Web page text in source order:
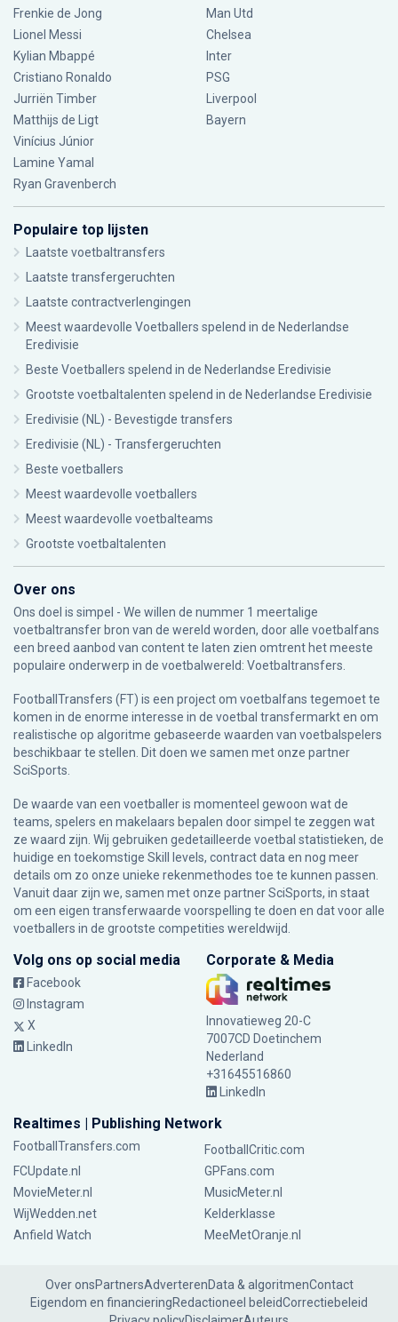
Frenkie de Jong
Lionel Messi
Kylian Mbappé
Cristiano Ronaldo
Jurriën Timber
Matthijs de Ligt
Vinícius Júnior
Lamine Yamal
Ryan Gravenberch
Man Utd
Chelsea
Inter
PSG
Liverpool
Bayern
Populaire top lijsten
Laatste voetbaltransfers
Laatste transfergeruchten
Laatste contractverlengingen
Meest waardevolle Voetballers spelend in de Nederlandse
Eredivisie
Beste Voetballers spelend in de Nederlandse Eredivisie
Grootste voetbaltalenten spelend in de Nederlandse Eredivisie
Eredivisie (NL) - Bevestigde transfers
Eredivisie (NL) - Transfergeruchten
Beste voetballers
Meest waardevolle voetballers
Meest waardevolle voetbalteams
Grootste voetbaltalenten
Over ons
Ons doel is simpel - We willen de nummer 1 meertalige
voetbaltransfer bron van de wereld worden, door alle voetbalfans
een breed aanbod van content te laten zien omtrent het meeste
populaire onderwerp in de voetbalwereld: Voetbaltransfers.
FootballTransfers (FT) is een project om voetbalfans tegemoet te
komen in de enorme interesse in de voetbal transfermarkt en om
realistische op algoritme gebaseerde waarden van voetbalspelers
beschikbaar te stellen. Dit doen we samen met onze partner
SciSports
De waarde van een voetballer is momenteel gewoon wat de
teams, spelers en makelaars bepalen door simpel te zeggen wat
ze waard zijn. Wij gebruiken gedetailleerde voetbal statistieken, de
huidige en toekomstige Skill levels, contract data en nog meer
details om zo onze unieke rekenmethodes toe te kunnen passen.
Vanuit daar zijn we, samen met onze partner SciSports, in staat
om een eigen transferwaarde voorspelling te doen en dat voor alle
voetballers in de grootste competities wereldwijd.
Volg ons op social media
Facebook
Instagram
X
LinkedIn
Corporate & Media
Innovatieweg 20-C
7007CD Doetinchem
Nederland
+31645516860
LinkedIn
Realtimes | Publishing Network
FootballTransfers.com
FootballCritic.com
FCUpdate.nl
GPFans.com
MovieMeter.nl
MusicMeter.nl
WijWedden.net
Kelderklasse
Anfield Watch
MeeMetOranje.nl
Over onsPartnersAdverterenData & algoritmenContact
Eigendom en financieringRedactioneel beleidCorrectiebeleid